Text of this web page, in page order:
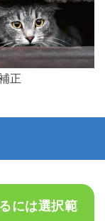
正
には選択範